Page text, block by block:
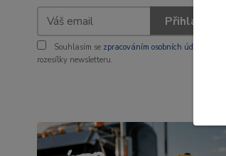
Přihlásit se
Souhlasím se zpracováním osobních údajů
rozesílky newsletteru.